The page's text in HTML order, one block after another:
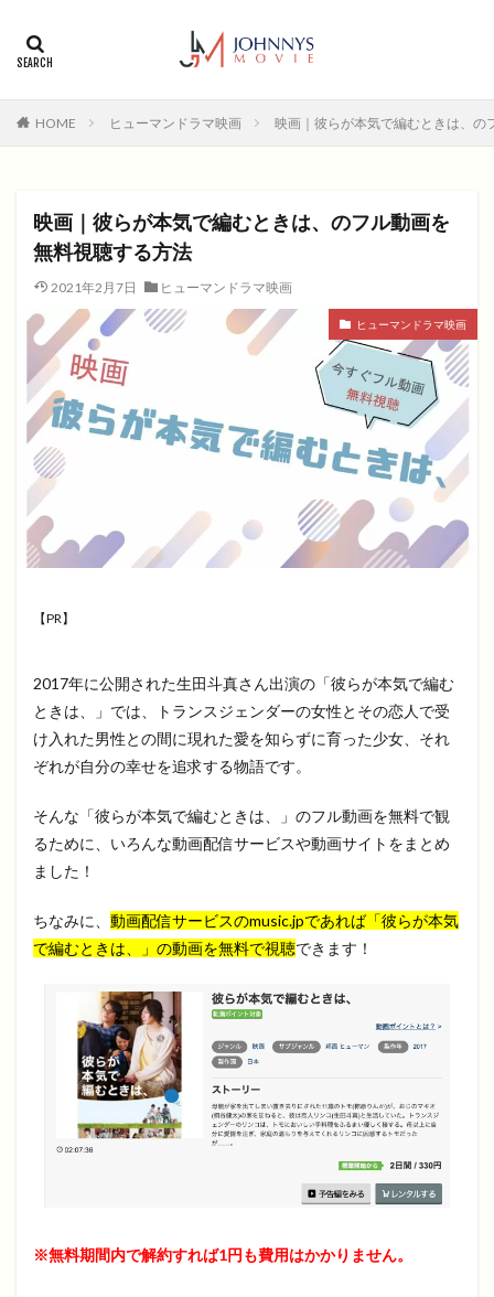
HOME ヒューマンドラマ映画 映画｜彼らが本気で編むときは、の
映画｜彼らが本気で編むときは、のフル動画を
無料視聴する方法
2021年2月7日 ヒューマンドラマ映画
ヒューマンドラマ映画
【PR】
2017年に公開された生田斗真さん出演の「彼らが本気で編む
ときは、」では、トランスジェンダーの女性とその恋人で受
け入れた男性との間に現れた愛を知らずに育った少女、それ
ぞれが自分の幸せを追求する物語です。
そんな「彼らが本気で編むときは、」のフル動画を無料で観
るために、いろんな動画配信サービスや動画サイトをまとめ
ました！
ちなみに、 動画配信サービスのmusic.jpであれば「彼らが本気
で編むときは、」の動画を無料で視聴できます！
※無料期間内で解約すれば1円も費用はかかりません。
2018年
2019年 SF アクション
アニメ
ヒューマンドラマ映画
ファンタジー映画
ホラー
動画無料視聴
無料視聴
無料視聴動画
検索